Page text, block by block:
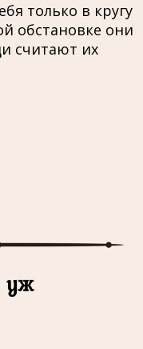
только в кругу
обстановке они
считают их